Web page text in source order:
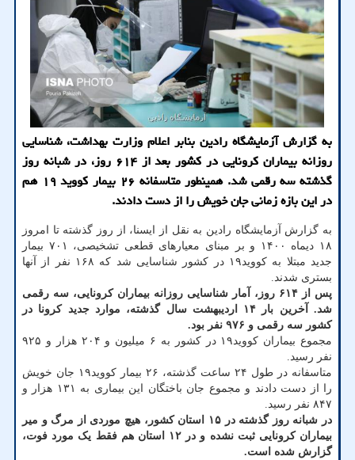
به گزارش آزمایشگاه رادین بنابر اعلام وزارت بهداشت، شناسایی
روزانه بیماران کرونایی در کشور بعد از ۶۱۴ روز، در شبانه روز
گذشته سه رقمی شد. همینطور متاسفانه ۲۶ بیمار کووید ۱۹ هم
در این بازه زمانی جان خویش را از دست دادند.
به گزارش آزمایشگاه رادین به نقل از ایسنا، از روز گذشته تا امروز
۱۸ دیماه ۱۴۰۰ و بر مبنای معیارهای قطعی تشخیصی، ۷۰۱ بیمار
جدید مبتلا به کووید۱۹ در کشور شناسایی شد که ۱۶۸ نفر از آنها
بستری شدند.
پس از ۶۱۴ روز، آمار شناسایی روزانه بیماران کرونایی، سه رقمی
شد. آخرین بار ۱۴ اردیبهشت سال گذشته، موارد جدید کرونا در
کشور سه رقمی و ۹۷۶ نفر بود.
مجموع بیماران کووید۱۹ در کشور به ۶ میلیون و ۲۰۴ هزار و ۹۲۵
نفر رسید.
متاسفانه در طول ۲۴ ساعت گذشته، ۲۶ بیمار کووید۱۹ جان خویش
را از دست دادند و مجموع جان باختگان این بیماری به ۱۳۱ هزار و
۸۴۷ نفر رسید.
در شبانه روز گذشته در ۱۵ استان کشور، هیچ موردی از مرگ و میر
بیماران کرونایی ثبت نشده و در ۱۲ استان هم فقط یک مورد فوت،
گزارش شده است.